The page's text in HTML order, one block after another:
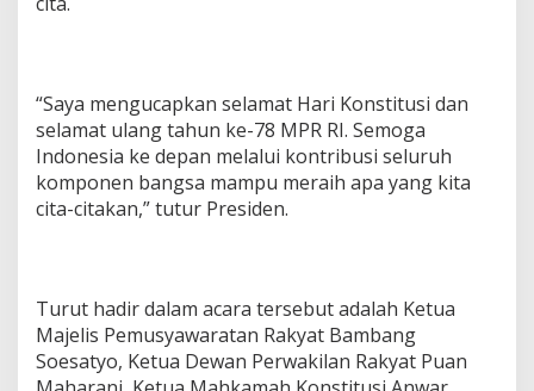
“Saya mengucapkan selamat Hari Konstitusi dan
selamat ulang tahun ke-78 MPR RI. Semoga
Indonesia ke depan melalui kontribusi seluruh
komponen bangsa mampu meraih apa yang kita
cita-citakan,” tutur Presiden.
Turut hadir dalam acara tersebut adalah Ketua
Majelis Pemusyawaratan Rakyat Bambang
Soesatyo, Ketua Dewan Perwakilan Rakyat Puan